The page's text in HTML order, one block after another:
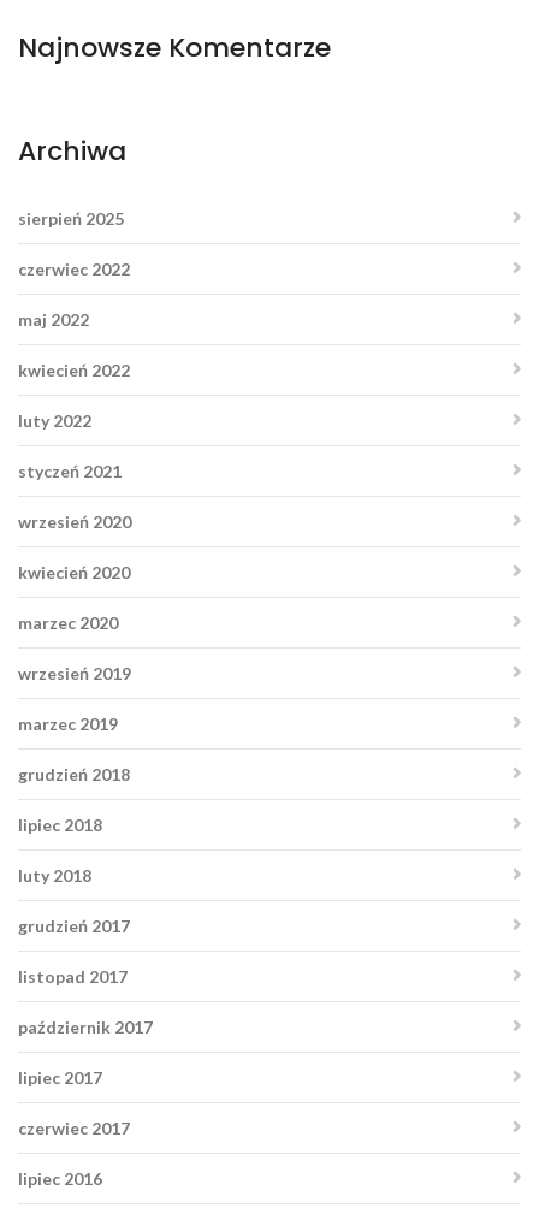
Najnowsze Komentarze
Archiwa
sierpień 2025
czerwiec 2022
maj 2022
kwiecień 2022
luty 2022
styczeń 2021
wrzesień 2020
kwiecień 2020
marzec 2020
wrzesień 2019
marzec 2019
grudzień 2018
lipiec 2018
luty 2018
grudzień 2017
listopad 2017
październik 2017
lipiec 2017
czerwiec 2017
lipiec 2016